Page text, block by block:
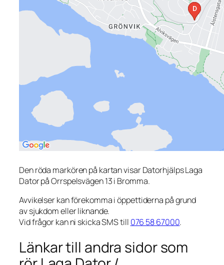
Den röda markören på kartan visar Datorhjälps Laga
Dator på Orrspelsvägen 13 i Bromma.
Avvikelser kan förekomma i öppettiderna på grund
av sjukdom eller liknande.
Vid frågor kan ni skicka SMS till 076 58 67000.
Länkar till andra sidor som